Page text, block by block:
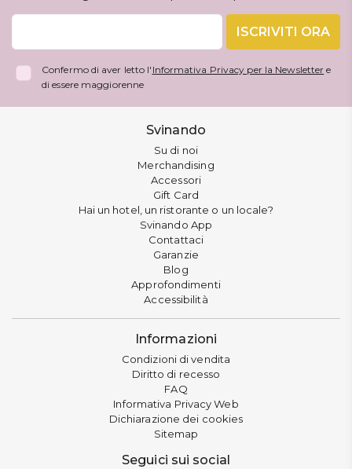
ISCRIVITI ORA
Confermo di aver letto l' Informativa Privacy per la Newsletter e
di essere maggiorenne
Svinando
Su di noi
Merchandising
Accessori
Gift Card
Hai un hotel, un ristorante o un locale?
Svinando App
Contattaci
Garanzie
Blog
Approfondimenti
Accessibilità
Informazioni
Condizioni di vendita
Diritto di recesso
FAQ
Informativa Privacy Web
Dichiarazione dei cookies
Sitemap
Seguici sui social